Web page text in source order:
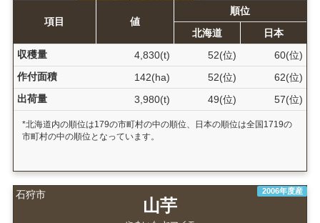
項目 値
順位
北海道
日本
収穫量
4,830(t) 52(位)
60(位)
作付面積
142(ha) 52(位)
62(位)
出荷量
3,980(t) 49(位) 57(位)
*北海道内の順位は179の市町村の中の順位、日本の順位は全国1719の
市町村の中の順位となっています。
石狩市 2006年度産
山芋